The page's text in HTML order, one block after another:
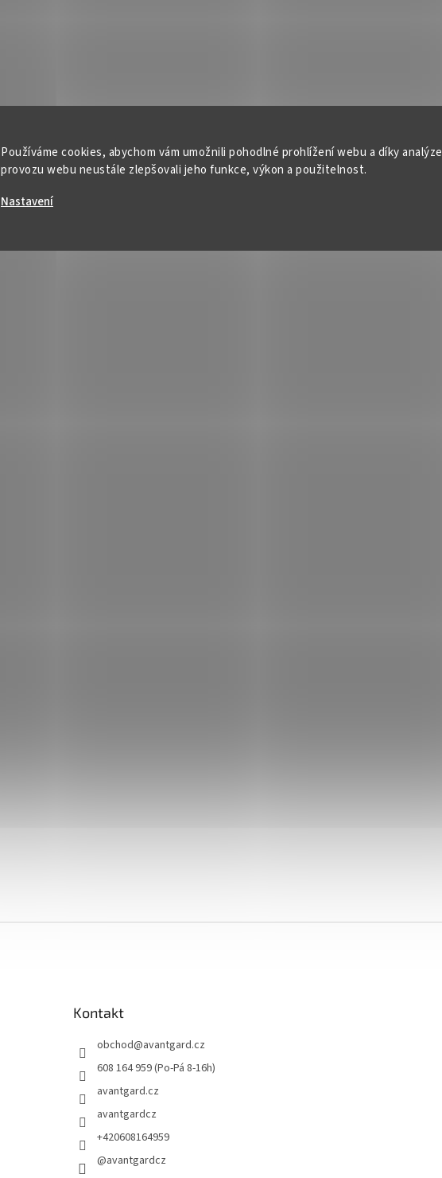
Používáme cookies, abychom vám umožnili pohodlné prohlížení webu a díky analýze
provozu webu neustále zlepšovali jeho funkce, výkon a použitelnost.
Nastavení
Kontakt
obchod@avantgard.cz
608 164 959 (Po-Pá 8-16h)
avantgard.cz
avantgardcz
+420608164959
@avantgardcz